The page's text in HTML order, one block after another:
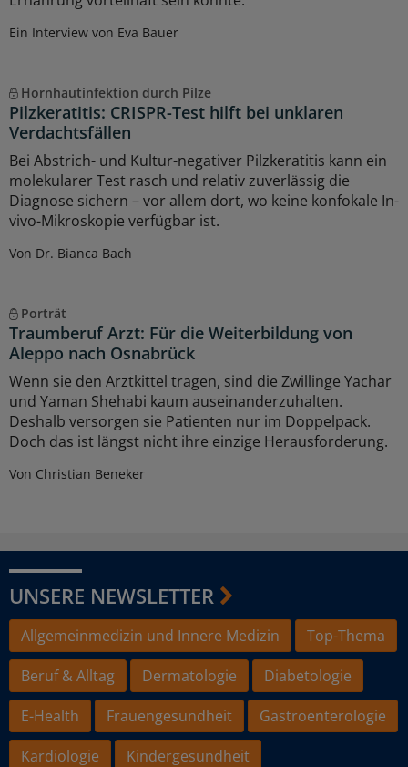
Ein Interview von Eva Bauer
Hornhautinfektion durch Pilze
Pilzkeratitis: CRISPR-Test hilft bei unklaren
Verdachtsfällen
Bei Abstrich- und Kultur-negativer Pilzkeratitis kann ein
molekularer Test rasch und relativ zuverlässig die
Diagnose sichern – vor allem dort, wo keine konfokale In-
vivo-Mikroskopie verfügbar ist.
Von Dr. Bianca Bach
Porträt
Traumberuf Arzt: Für die Weiterbildung von
Aleppo nach Osnabrück
Wenn sie den Arztkittel tragen, sind die Zwillinge Yachar
und Yaman Shehabi kaum auseinanderzuhalten.
Deshalb versorgen sie Patienten nur im Doppelpack.
Doch das ist längst nicht ihre einzige Herausforderung.
Von Christian Beneker
UNSERE NEWSLETTER
Allgemeinmedizin und Innere Medizin
Top-Thema
Beruf & Alltag
Dermatologie
Diabetologie
E-Health
Frauengesundheit
Gastroenterologie
Kardiologie
Kindergesundheit